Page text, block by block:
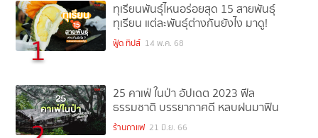
1
ทุเรียนพันธุ์ไหนอร่อยสุด 15 สายพันธุ์
ทุเรียน แต่ละพันธุ์ต่างกันยังไง มาดู!
ฟู้ด ทิปส์ 14 พ.ค. 68
25 คาเฟ่ ในป่า อัปเดต 2023 ฟีล
ธรรมชาติ บรรยากาศดี หลบฝนมาฟิน
ร้านกาแฟ 21 มิ.ย. 66